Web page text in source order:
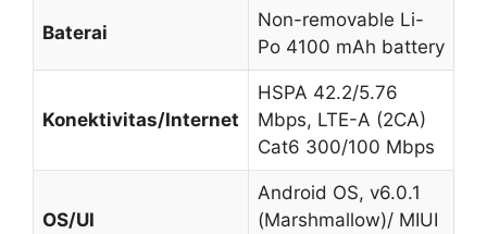
Baterai
Non-removable Li-
Po 4100 mAh battery
Konektivitas/Internet
HSPA 42.2/5.76
Mbps, LTE-A (2CA)
Cat6 300/100 Mbps
OS/UI
Android OS, v6.0.1
(Marshmallow)/ MIUI